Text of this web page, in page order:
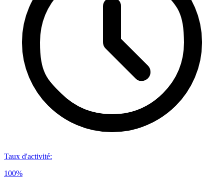
Taux d'activité:
100%